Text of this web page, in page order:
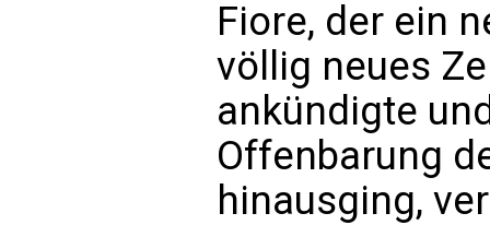
Fiore, der ein
völlig neues
ankündigte
Offenbarung
hinausging,